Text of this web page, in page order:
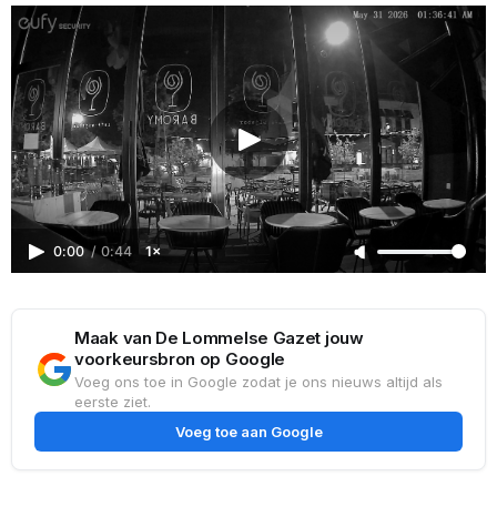
0:00 / 0:44 1×
Maak van De Lommelse Gazet jouw
voorkeursbron op Google
Voeg ons toe in Google zodat je ons nieuws altijd als
eerste ziet.
Voeg toe aan Google